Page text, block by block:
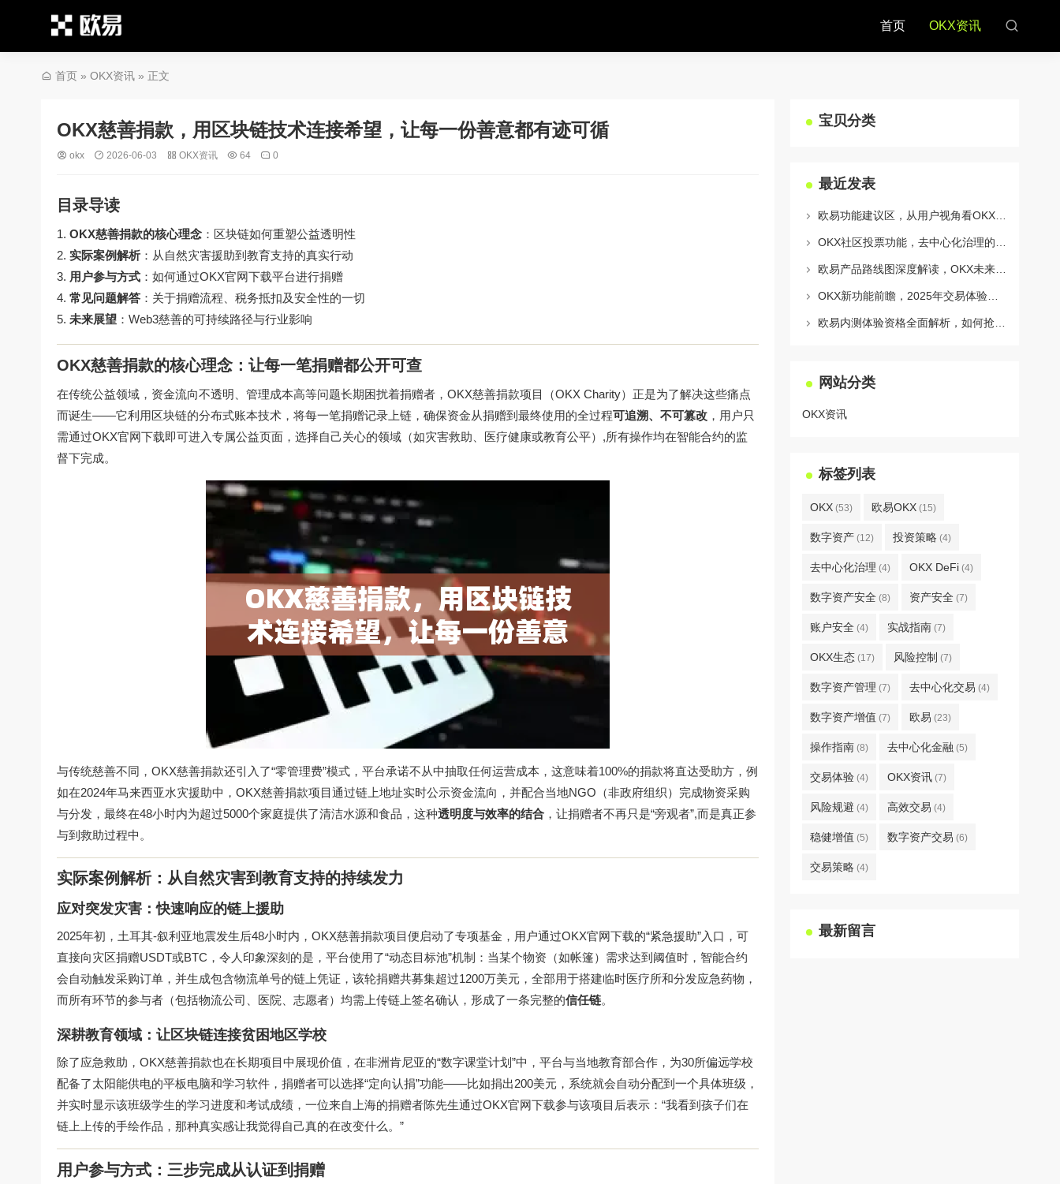
首页 OKX资讯
首页 » OKX资讯 » 正文
OKX慈善捐款，用区块链技术连接希望，让每一份善意都有迹可循
okx 2026-06-03 OKX资讯 64 0
目录导读
OKX慈善捐款的核心理念 ：区块链如何重塑公益透明性
实际案例解析 ：从自然灾害援助到教育支持的真实行动
用户参与方式 ：如何通过OKX官网下载平台进行捐赠
常见问题解答 ：关于捐赠流程、税务抵扣及安全性的一切
未来展望 ：Web3慈善的可持续路径与行业影响
OKX慈善捐款的核心理念：让每一笔捐赠都公开可查
在传统公益领域，资金流向不透明、管理成本高等问题长期困扰着捐赠者，OKX慈善捐款项目（OKX Charity）正是为了解决这些痛点
而诞生——它利用区块链的分布式账本技术，将每一笔捐赠记录上链，确保资金从捐赠到最终使用的全过程可追溯、不可篡改 ，用户只
需通过OKX官网下载即可进入专属公益页面，选择自己关心的领域（如灾害救助、医疗健康或教育公平）,所有操作均在智能合约的监
督下完成。
与传统慈善不同，OKX慈善捐款还引入了“零管理费”模式，平台承诺不从中抽取任何运营成本，这意味着100%的捐款将直达受助方，例
如在2024年马来西亚水灾援助中，OKX慈善捐款项目通过链上地址实时公示资金流向，并配合当地NGO（非政府组织）完成物资采购
与分发，最终在48小时内为超过5000个家庭提供了清洁水源和食品，这种透明度与效率的结合 ，让捐赠者不再只是“旁观者”,而是真正参
与到救助过程中。
实际案例解析：从自然灾害到教育支持的持续发力
应对突发灾害：快速响应的链上援助
2025年初，土耳其-叙利亚地震发生后48小时内，OKX慈善捐款项目便启动了专项基金，用户通过OKX官网下载的“紧急援助”入口，可
直接向灾区捐赠USDT或BTC，令人印象深刻的是，平台使用了“动态目标池”机制：当某个物资（如帐篷）需求达到阈值时，智能合约
会自动触发采购订单，并生成包含物流单号的链上凭证，该轮捐赠共募集超过1200万美元，全部用于搭建临时医疗所和分发应急药物，
而所有环节的参与者（包括物流公司、医院、志愿者）均需上传链上签名确认，形成了一条完整的信任链。
深耕教育领域：让区块链连接贫困地区学校
除了应急救助，OKX慈善捐款也在长期项目中展现价值，在非洲肯尼亚的“数字课堂计划”中，平台与当地教育部合作，为30所偏远学校
配备了太阳能供电的平板电脑和学习软件，捐赠者可以选择“定向认捐”功能——比如捐出200美元，系统就会自动分配到一个具体班级，
并实时显示该班级学生的学习进度和考试成绩，一位来自上海的捐赠者陈先生通过OKX官网下载参与该项目后表示：“我看到孩子们在
链上上传的手绘作品，那种真实感让我觉得自己真的在改变什么。”
用户参与方式：三步完成从认证到捐赠
宝贝分类
最近发表
网站分类
OKX资讯
标签列表
OKX (53) 欧易OKX (15)
数字资产 (12) 投资策略 (4)
去中心化治理 (4) OKX DeFi (4)
数字资产安全 (8) 资产安全 (7)
账户安全 (4) 实战指南 (7)
OKX生态 (17) 风险控制 (7)
数字资产管理 (7) 去中心化交易 (4)
数字资产增值 (7) 欧易 (23)
操作指南 (8) 去中心化金融 (5)
交易体验 (4) OKX资讯 (7)
风险规避 (4) 高效交易 (4)
稳健增值 (5) 数字资产交易 (6)
交易策略 (4)
最新留言